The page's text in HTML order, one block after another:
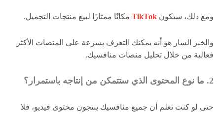
ومع ذلك، سيكون TikTok مكانًا ممتازًا لبيع منتجات التجميل.
والخبر السار هو أنه يمكنك التعرف بسرعة على المنصات الأكثر
فعالية من خلال تحليل منصات منافسيك.
2. ما نوع المحتوى الذي ستتمكن من إنتاجه باستمرار؟
حتى لو كنت تعلم أن جميع منافسيك ينتجون محتوى فيديو، فلا